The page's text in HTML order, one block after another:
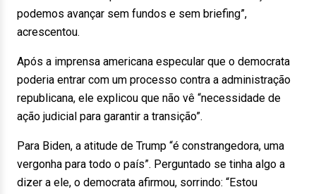
podemos avançar sem fundos e sem briefing”,
acrescentou.
Após a imprensa americana especular que o democrata
poderia entrar com um processo contra a administração
republicana, ele explicou que não vê “necessidade de
ação judicial para garantir a transição”.
Para Biden, a atitude de Trump “é constrangedora, uma
vergonha para todo o país”. Perguntado se tinha algo a
dizer a ele, o democrata afirmou, sorrindo: “Estou